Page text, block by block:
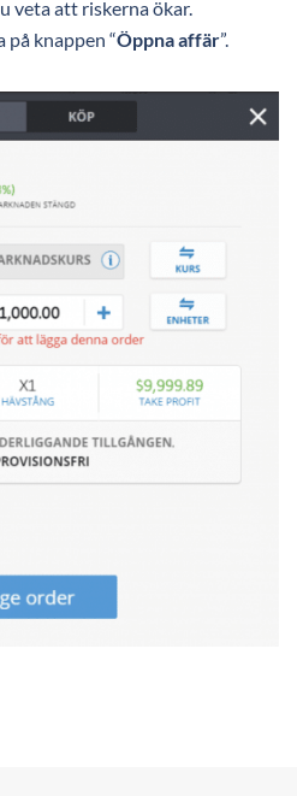
veta att riskerna ökar.
knappen “Öppna affär”.